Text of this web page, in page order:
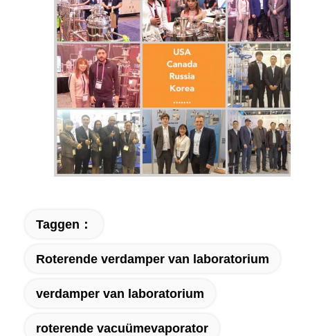
Taggen：
Roterende verdamper van laboratorium
verdamper van laboratorium
roterende vacuümevaporator